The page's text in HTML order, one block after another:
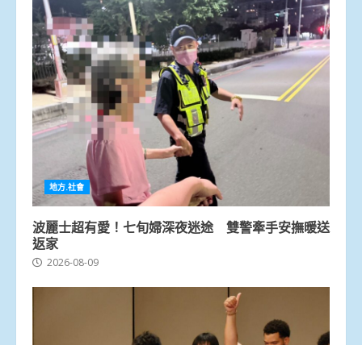
地方.社會
波麗士超有愛！七旬婦深夜迷途 雙警牽手安撫暖送
返家
2026-08-09